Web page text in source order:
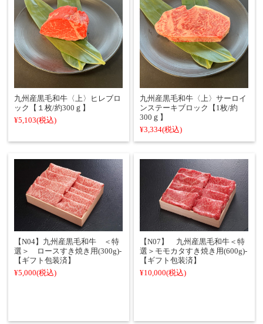
九州産黒毛和牛〈上〉ヒレブロ
ック【１枚/約300ｇ】
¥5,103(税込)
九州産黒毛和牛〈上〉サーロイ
ンステーキブロック【1枚/約
300ｇ】
¥3,334(税込)
【N04】九州産黒毛和牛 ＜特
選＞ ロースすき焼き用(300g)-
【ギフト包装済】
¥5,000(税込)
【N07】 九州産黒毛和牛＜特
選＞モモカタすき焼き用(600g)-
【ギフト包装済】
¥10,000(税込)